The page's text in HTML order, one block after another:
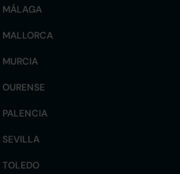
MÁLAGA
MALLORCA
MURCIA
OURENSE
PALENCIA
SEVILLA
TOLEDO